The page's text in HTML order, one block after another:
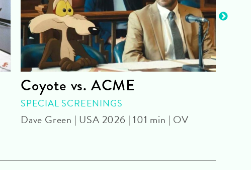
Coyote vs. ACME
SPECIAL SCREENINGS
Dave Green | USA 2026 | 101 min | OV